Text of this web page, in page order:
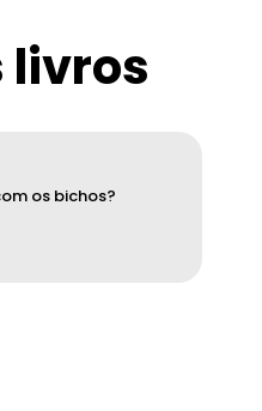
livros
os bichos?